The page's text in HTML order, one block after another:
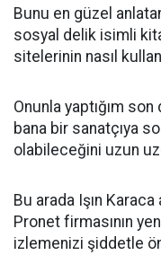
Bunu en güzel
sosyal delik isimli
sitelerinin nasıl
Onunla yaptığım
bana bir sanatçıya
olabileceğini uzun
Bu arada Işın Karaca
Pronet firmasının
izlemenizi şiddetle